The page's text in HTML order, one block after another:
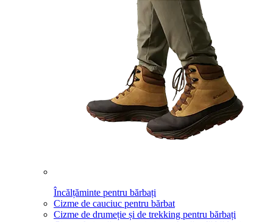
Încălțăminte pentru bărbați
Cizme de cauciuc pentru bărbat
Cizme de drumeție și de trekking pentru bărbați